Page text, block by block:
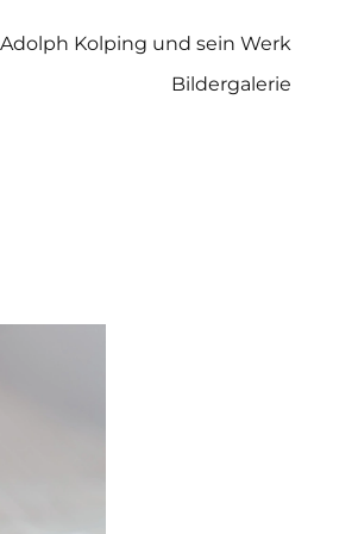
Adolph Kolping und sein Werk
Bildergalerie